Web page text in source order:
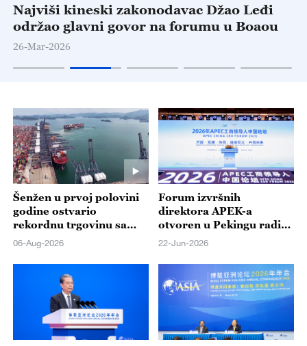
Najviši kineski zakonodavac Džao Leđi
održao glavni govor na forumu u Boaou
26-Mar-2026
Šenžen u prvoj polovini
godine ostvario
rekordnu trgovinu sa
ekonomijama APEK-a
06-Aug-2026
Forum izvršnih
direktora APEK-a
otvoren u Pekingu radi
podsticanja rasta
regiona
22-Jun-2026